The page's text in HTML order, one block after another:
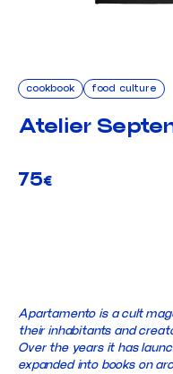
cookbook food culture
Atelier
75€
Apartamento is a cult
their inhabitants and
Over the years it has
expanded into books on